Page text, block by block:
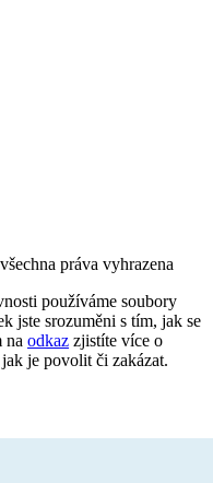
práva vyhrazena
používáme soubory
jste srozuměni s tím, jak se
na odkaz zjistíte více o
je povolit či zakázat.